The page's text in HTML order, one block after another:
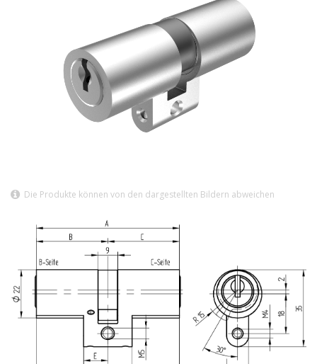
Die Produkte können von den dargestellten Bildern abweichen